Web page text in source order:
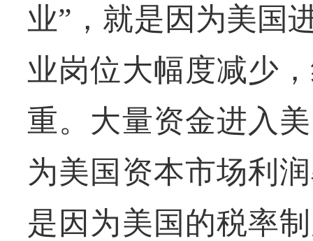
业”，就是因为美国
业岗位大幅度减少
重。大量资金进入
为美国资本市场利
是因为美国的税率